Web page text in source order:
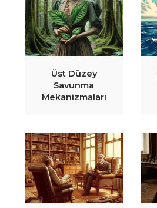
Üst Düzey
Savunma
Mekanizmaları